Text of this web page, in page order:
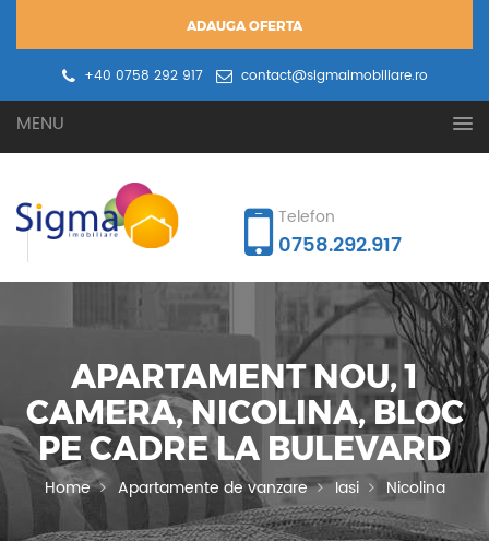
ADAUGA OFERTA
+40 0758 292 917
contact@sigmaimobiliare.ro
MENU
Telefon
0758.292.917
APARTAMENT NOU, 1
CAMERA, NICOLINA, BLOC
PE CADRE LA BULEVARD
Home Apartamente de vanzare Iasi Nicolina